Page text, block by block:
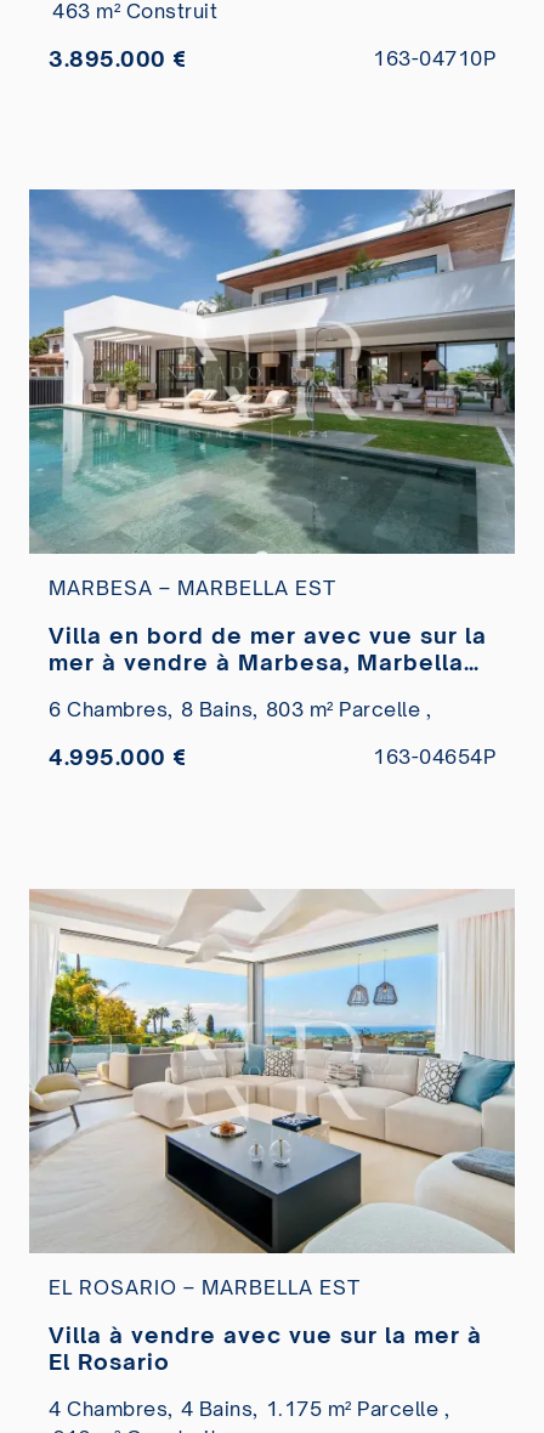
463 m² Construit
3.895.000 € 163-04710P
MARBESA – MARBELLA EST
Villa en bord de mer avec vue sur la
mer à vendre à Marbesa, Marbella
6 Chambres, 8 Bains, 803 m² Parcelle ,
4.995.000 € 163-04654P
EL ROSARIO – MARBELLA EST
Villa à vendre avec vue sur la mer à
El Rosario
4 Chambres, 4 Bains, 1.175 m² Parcelle ,